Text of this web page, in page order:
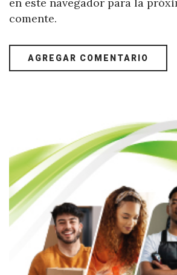
en este navegador para la
comente.